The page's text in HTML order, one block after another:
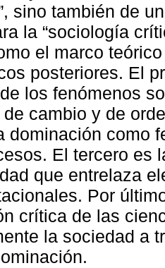
sino también de
la “sociología
el marco
posteriores. El
los fenómenos
cambio y de
dominación como
El tercero es
que entrelaza
Por
crítica de las
la sociedad a